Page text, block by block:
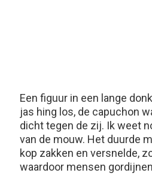
Een figuur in een lange
jas hing los, de capuchon
dicht tegen de zij. Ik weet
van de mouw. Het duurde
kop zakken en versnelde,
waardoor mensen